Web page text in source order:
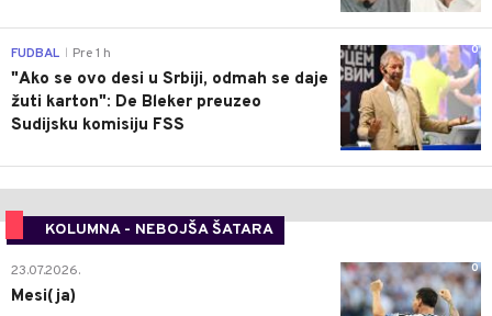
0
FUDBAL Pre 1 h
"Ako se ovo desi u Srbiji, odmah se daje
žuti karton": De Bleker preuzeo
Sudijsku komisiju FSS
KOLUMNA - NEBOJŠA ŠATARA
0
23.07.2026.
Mesi(ja)